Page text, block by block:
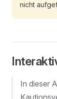
nicht
In dieser